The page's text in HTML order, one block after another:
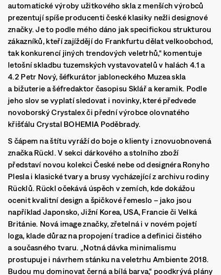
automatické výroby užitkového skla z menších výrobců
prezentují spíše producenti české klasiky nežli designové
značky. Je to podle mého dáno jak specifickou strukturou
zákazníků, kteří zajíždějí do Frankfurtu dělat velkoobchod,
tak konkurencí jiných trendových veletrhů,“ komentuje
letošní skladbu tuzemských vystavovatelů v halách 4.1 a
4.2 Petr Nový, šéfkurátor jabloneckého Muzea skla
a bižuterie a šéfredaktor časopisu Sklář a keramik. Podle
jeho slov se vyplatí sledovat i novinky, které předvede
novoborský Crystalex či přední výrobce olovnatého
křišťálu Crystal BOHEMIA Poděbrady.
S čápem na štítu vyráží do boje o klienty i znovuobnovená
značka Rückl. V sekci dárkového a stolního zboží
představí novou kolekci České nebe od designéra Ronyho
Plesla i klasické tvary a brusy vycházející z archivu rodiny
Rücklů. Rückl očekává úspěch v zemích, kde dokážou
ocenit kvalitní design a špičkové řemeslo – jako jsou
například Japonsko, Jižní Korea, USA, Francie či Velká
Británie. Nová image značky, zřetelná i v novém pojetí
loga, klade důraz na propojení tradice a definici čistého
a současného tvaru. „Notná dávka minimalismu
prostupuje i návrhem stánku na veletrhu Ambiente 2018.
Budou mu dominovat černá a bílá barva,“ poodkrývá plány